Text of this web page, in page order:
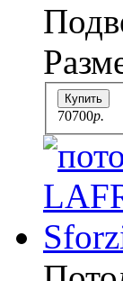
Купить
70700p.